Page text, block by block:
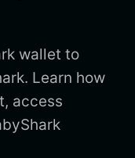
wallet to
Learn how
access